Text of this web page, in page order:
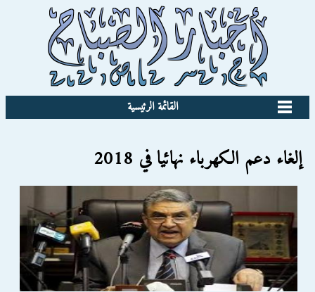
القائمة الرئيسية
إلغاء دعم الكهرباء نهائيا في 2018